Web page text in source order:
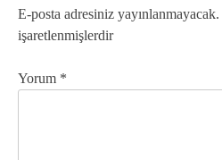
g
e
z
E-posta adresiniz yayınlanmayacak.
işaretlenmişlerdir
Yorum *